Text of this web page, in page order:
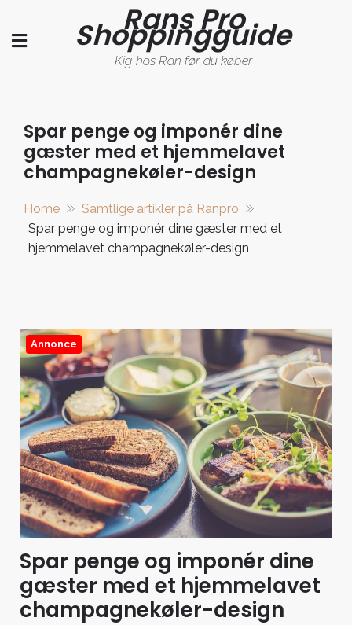
content
Rans Pro
Shoppingguide
Kig hos Ran før du køber
Spar penge og imponér dine
gæster med et hjemmelavet
champagnekøler-design
Home
Samtlige artikler på Ranpro
Spar penge og imponér dine gæster med et
hjemmelavet champagnekøler-design
Annonce
Spar penge og imponér dine
gæster med et hjemmelavet
champagnekøler-design